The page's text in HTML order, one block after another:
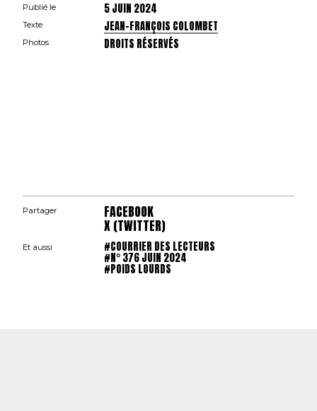
Publié le 5 JUIN 2024
Texte JEAN-FRANÇOIS COLOMBET
Photos DROITS RÉSERVÉS
Partager FACEBOOK
X (TWITTER)
Et aussi #COURRIER DES LECTEURS
#N° 376 JUIN 2024
#POIDS LOURDS